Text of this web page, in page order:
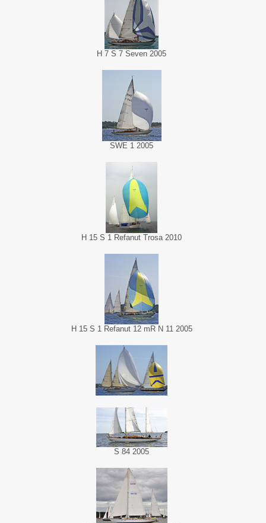
H 7 S 7 Seven 2005
SWE 1 2005
H 15 S 1 Refanut Trosa 2010
H 15 S 1 Refanut 12 mR N 11 2005
S 84 2005